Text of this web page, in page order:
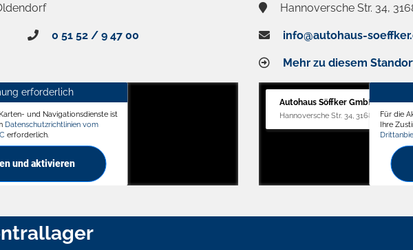
0 51 52 / 9 47 00
erforderlich
und Navigationsdienste ist
Datenschutzrichtlinien vom
erforderlich.
und aktivieren
Hannoversche Str. 34,
info@autohaus-
Mehr zu diesem
Autohaus Söffker GmbH
Hannoversche Str. 34, 31688 Nienstädt
Für die
Ihre